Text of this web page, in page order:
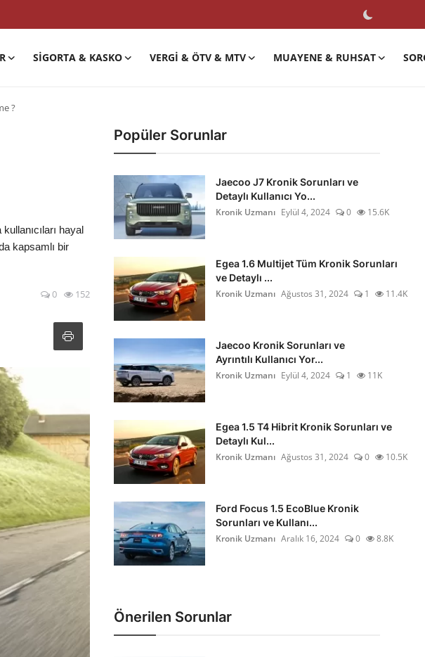
SIGORTA & KASKO VERGI & ÖTV & MTV MUAYENE & RUHSAT
?
hayal
kapsamlı bir
0 152
Popüler Sorunlar
Jaecoo J7 Kronik Sorunları ve
Detaylı Kullanıcı Yo...
Kronik Uzmanı Eylül 4, 2024 0 15.6K
Egea 1.6 Multijet Tüm Kronik Sorunları
ve Detaylı ...
Kronik Uzmanı Ağustos 31, 2024 1 11.4K
Jaecoo Kronik Sorunları ve
Ayrıntılı Kullanıcı Yor...
Kronik Uzmanı Eylül 4, 2024 1 11K
Egea 1.5 T4 Hibrit Kronik Sorunları ve
Detaylı Kul...
Kronik Uzmanı Ağustos 31, 2024 0 10.5K
Ford Focus 1.5 EcoBlue Kronik
Sorunları ve Kullanı...
Kronik Uzmanı Aralık 16, 2024 0 8.8K
Önerilen Sorunlar